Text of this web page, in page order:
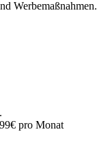
Werbemaßnahmen.
pro Monat